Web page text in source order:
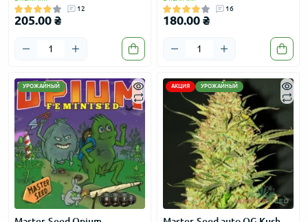
12
205.00 ₴
16
180.00 ₴
УРОЖАЙНЫЙ АКЦИЯ УРОЖАЙНЫЙ